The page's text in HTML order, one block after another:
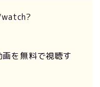
を無料で視聴す